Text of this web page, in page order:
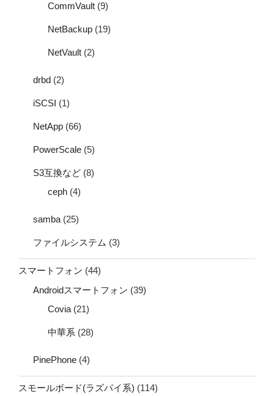
CommVault (9)
NetBackup (19)
NetVault (2)
drbd (2)
iSCSI (1)
NetApp (66)
PowerScale (5)
S3互換など (8)
ceph (4)
samba (25)
ファイルシステム (3)
スマートフォン (44)
Androidスマートフォン (39)
Covia (21)
中華系 (28)
PinePhone (4)
スモールボード(ラズパイ系) (114)